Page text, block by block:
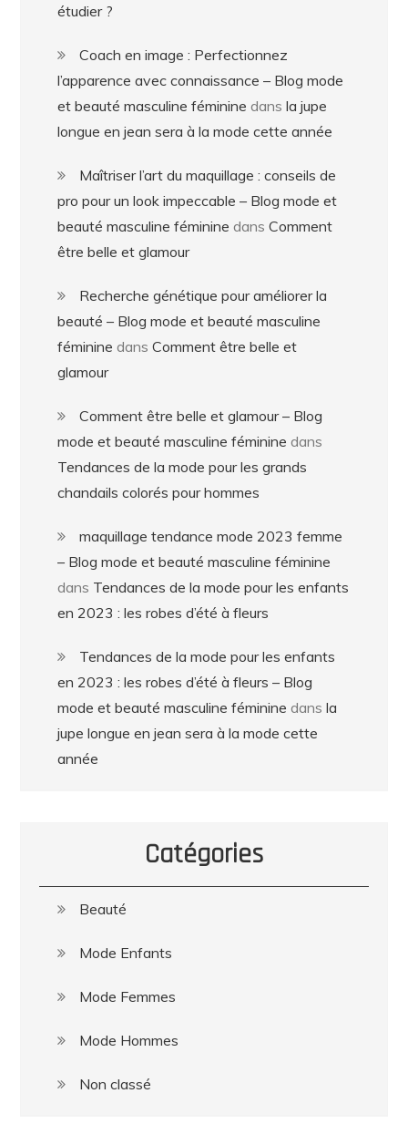
étudier ?
Coach en image : Perfectionnez
l’apparence avec connaissance – Blog mode
et beauté masculine féminine dansla jupe
longue en jean sera à la mode cette année
Maîtriser l’art du maquillage : conseils de
pro pour un look impeccable – Blog mode et
beauté masculine féminine dansComment
être belle et glamour
Recherche génétique pour améliorer la
beauté – Blog mode et beauté masculine
féminine dansComment être belle et
glamour
Comment être belle et glamour – Blog
mode et beauté masculine féminine dans
Tendances de la mode pour les grands
chandails colorés pour hommes
maquillage tendance mode 2023 femme
– Blog mode et beauté masculine féminine
dans Tendances de la mode pour les enfants
en 2023 : les robes d’été à fleurs
Tendances de la mode pour les enfants
en 2023 : les robes d’été à fleurs – Blog
mode et beauté masculine féminine dansla
jupe longue en jean sera à la mode cette
année
Catégories
Beauté
Mode Enfants
Mode Femmes
Mode Hommes
Non classé